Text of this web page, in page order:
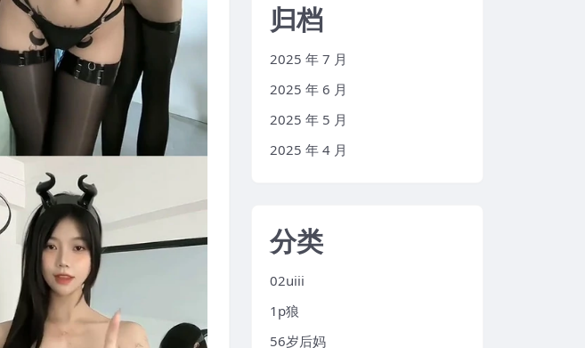
归档
2025 年 7 月
2025 年 6 月
2025 年 5 月
2025 年 4 月
分类
02uiii
1p狼
56岁后妈